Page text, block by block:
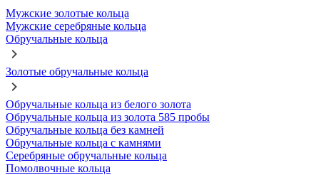
Мужские золотые кольца
Мужские серебряные кольца
Обручальные кольца
Золотые обручальные кольца
Обручальные кольца из белого золота
Обручальные кольца из золота 585 пробы
Обручальные кольца без камней
Обручальные кольца с камнями
Серебряные обручальные кольца
Помолвочные кольца